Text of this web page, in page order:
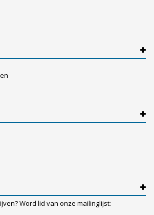
Word lid van onze mailinglijst: